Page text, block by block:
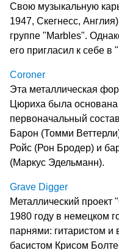
Свою музыкальную
1947, Скегнесс,
группе "Marbles".
его пригласил к себе
Coroner
Эта металлическая
Цюриха была
первоначальный
Барон (Томми
Ройс (Рон Бродер) и
(Маркус Эдельманн).
Grave Digger
Металлический
1980 году в немецком
парнями: гитаристом
басистом Крисом